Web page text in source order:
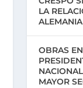
LA
ALEMANIA
OBRAS
MAYOR